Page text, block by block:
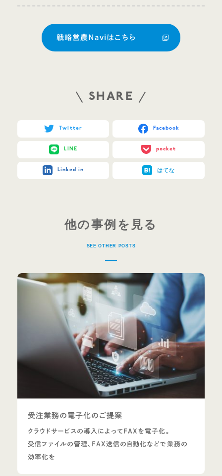
戦略営農Naviはこちら
SHARE
Twitter Facebook
LINE pocket
Linked in はてな
他の事例を見る
SEE OTHER POSTS
受注業務の電子化のご提案
クラウドサービスの導入によってFAXを電子化。
受信ファイルの管理、FAX送信の自動化などで業務の
効率化を